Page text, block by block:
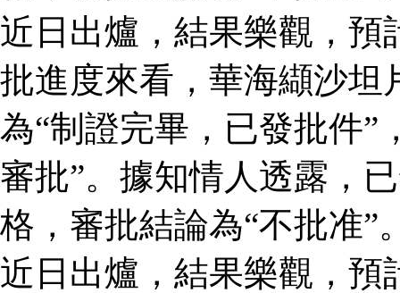
近日出爐，結果樂觀，
批進度來看，華海纈沙坦
為“制證完畢，已發批件”
審批”。據知情人透露，
格，審批結論為“不批准”
近日出爐，結果樂觀，